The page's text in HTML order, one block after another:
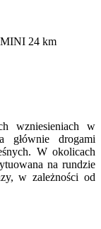
24 km
wzniesieniach w
głównie drogami
W okolicach
na rundzie
w zależności od